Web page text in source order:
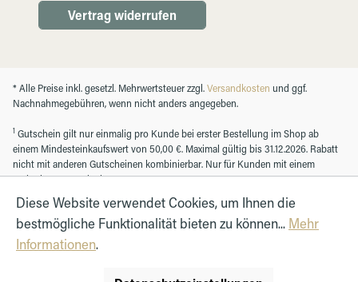
Vertrag widerrufen
* Alle Preise inkl. gesetzl. Mehrwertsteuer zzgl.Versandkosten und ggf.
Nachnahmegebühren, wenn nicht anders angegeben.
1 Gutschein gilt nur einmalig pro Kunde bei erster Bestellung im Shop ab
einem Mindesteinkaufswert von 50,00 €. Maximal gültig bis 31.12.2026. Rabatt
nicht mit anderen Gutscheinen kombinierbar. Nur für Kunden mit einem
registrierten Kundenkonto.
Diese Website verwendet Cookies, um Ihnen die
bestmögliche Funktionalität bieten zu können... Mehr
Informationen.